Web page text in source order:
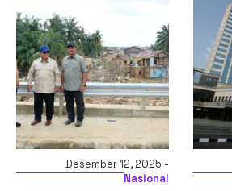
Desember 14, 2025 -
Ekonomi